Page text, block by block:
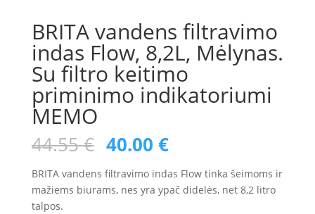
BRITA vandens filtravimo
indas Flow, 8,2L, Mėlynas.
Su filtro keitimo
priminimo indikatoriumi
MEMO
44.55€ Original
price
was:
44.55 €.
40.00 €Current
price
is:
40.00 €.
BRITA vandens filtravimo indas Flow tinka šeimoms ir
mažiems biurams, nes yra ypač didelės, net 8,2 litro
talpos.